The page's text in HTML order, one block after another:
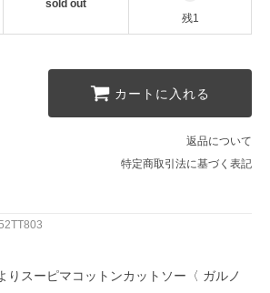
sold out
残1
カートに入れる
返品について
特定商取引法に基づく表記
りスーピマコットンカットソー〈 ガルノ